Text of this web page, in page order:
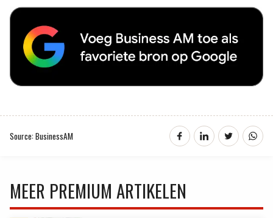
Source: BusinessAM
MEER PREMIUM ARTIKELEN